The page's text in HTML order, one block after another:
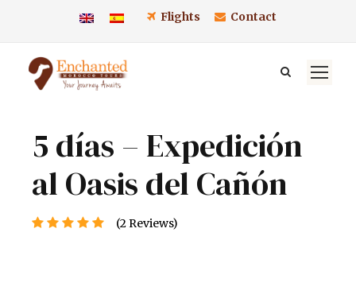
Flights Contact
5 días – Expedición
al Oasis del Cañón
(2 Reviews)